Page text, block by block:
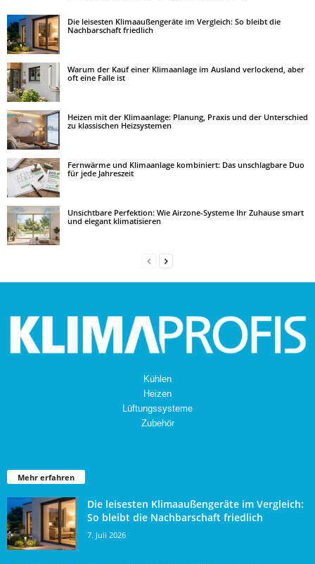
Die leisesten Klimaaußengeräte im Vergleich: So bleibt die
Nachbarschaft friedlich
Warum der Kauf einer Klimaanlage im Ausland verlockend, aber
oft eine Falle ist
Heizen mit der Klimaanlage: Planung, Praxis und der Unterschied
zu klassischen Heizsystemen
Fernwärme und Klimaanlage kombiniert: Das unschlagbare Duo
für jede Jahreszeit
Unsichtbare Perfektion: Wie Airzone-Systeme Ihr Zuhause smart
und elegant klimatisieren
Kühlen
Heizen
Lüftungssysteme
Zubehör
Mehr erfahren
Die leisesten Klimaaußengeräte im Vergleich:
So bleibt die Nachbarschaft friedlich
7. Juli 2026